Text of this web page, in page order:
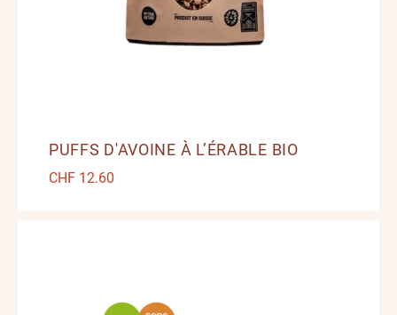
PUFFS D'AVOINE À L’ÉRABLE BIO
CHF12.60